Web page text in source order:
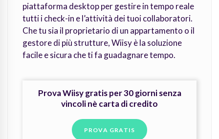
piattaforma desktop per gestire in tempo reale
tutti i check-in e l’attività dei tuoi collaboratori.
Che tu sia il proprietario di un appartamento o il
gestore di più strutture, Wiisy è la soluzione
facile e sicura che ti fa guadagnare tempo.
Prova Wiisy gratis per 30 giorni senza
vincoli nè carta di credito
PROVA GRATIS